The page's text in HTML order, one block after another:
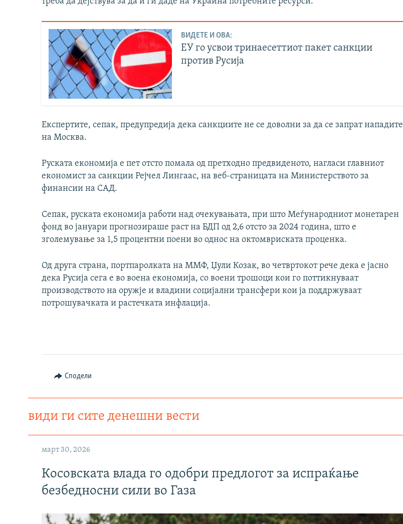
ВИДЕТЕ И ОВА:
ЕУ го усвои тринаесеттиот пакет санкции
против Русија
Експертите, сепак, предупредија дека санкциите не се доволни за да се запрат нападите
на Москва.
Руската економија е пет отсто помала од претходно предвиденото, нагласи главниот
економист за санкции Рејчел Лингаас, на веб-страницата на Министерството за
финансии на САД.
Сепак, руската економија работи над очекувањата, при што Меѓународниот монетарен
фонд во јануари прогнозираше раст на БДП од 2,6 отсто за 2024 година, што е
зголемување за 1,5 процентни поени во однос на октомвриската проценка.
Од друга страна, портпаролката на ММФ, Џули Козак, во четвртокот рече дека е јасно
дека Русија сега е во воена економија, со воени трошоци кои го поттикнуваат
производството на оружје и владини социјални трансфери кои ја поддржуваат
потрошувачката и растечката инфлација.
Сподели
види ги сите денешни вести
март 30, 2026
Косовската влада го одобри предлогот за испраќање
безбедносни сили во Газа